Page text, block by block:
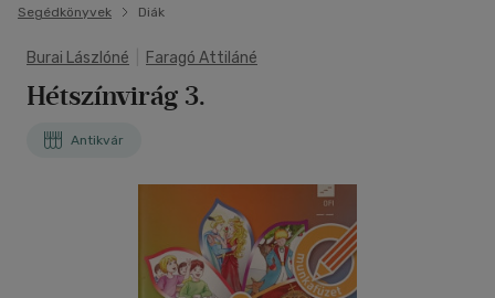
Segédkönyvek
Diák
Burai Lászlóné Faragó Attiláné
Hétszínvirág 3.
Antikvár